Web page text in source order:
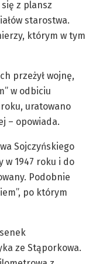
się z plansz
starostwa.
którym w tym
przeżył wojnę,
w odbiciu
uratowano
– opowiada.
Sojczyńskiego
w 1947 roku i do
Podobnie
po którym
ze Stąporkowa.